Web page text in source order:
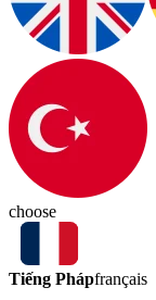
choose
Tiếng Phápfrançais